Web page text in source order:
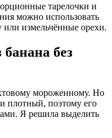
тарелочки и
можно использовать
измельчённые орехи.
без
мороженному. Но
плотный, поэтому его
Я решила выделить